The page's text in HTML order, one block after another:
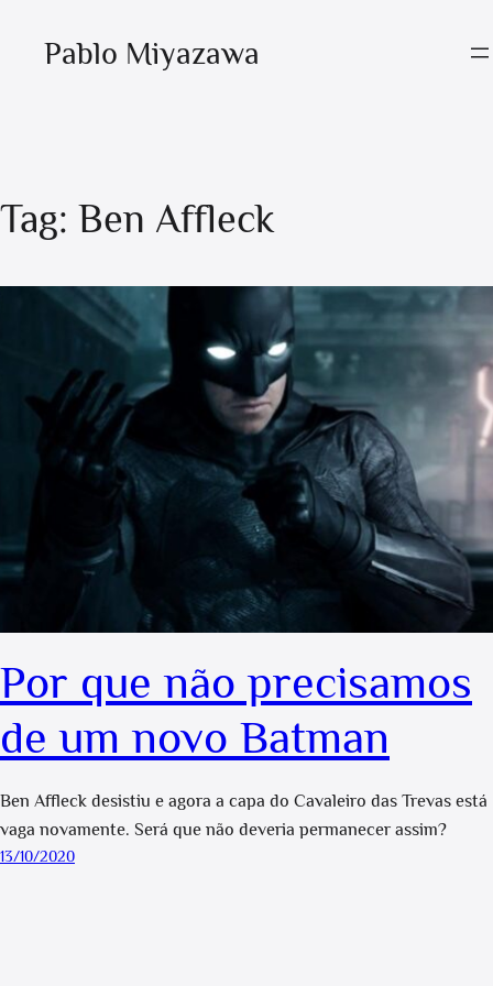
Pablo Miyazawa
Tag: Ben Affleck
Por que não precisamos
de um novo Batman
Ben Affleck desistiu e agora a capa do Cavaleiro das Trevas está
vaga novamente. Será que não deveria permanecer assim?
13/10/2020